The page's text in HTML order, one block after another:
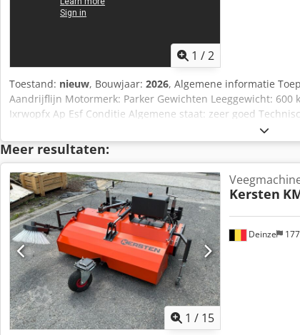
1 /2
Toestand: nieuw, Bouwjaar: 2026, Algemene informatie
Aandrijflijn Motormerk: Parker Gewichten Leeggewicht: 600
Ixrwopfx Ap Esf Conditie Algemene staat: zeer goed
Overige informatie Geschikt voor de volgende machines: 5-
230 bar Vereiste hydraulische stroom: 90 l/min Neem voor
Meer resultaten:
1 / 15
Deinze
Kersten